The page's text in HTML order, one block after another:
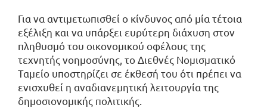
Για να αντιμετωπισθεί ο κίνδυνος από μία τέτοια
εξέλιξη και να υπάρξει ευρύτερη διάχυση στον
πληθυσμό του οικονομικού οφέλους της
τεχνητής νοημοσύνης, το Διεθνές Νομισματικό
Ταμείο υποστηρίζει σε έκθεσή του ότι πρέπει να
ενισχυθεί η αναδιανεμητική λειτουργία της
δημοσιονομικής πολιτικής.